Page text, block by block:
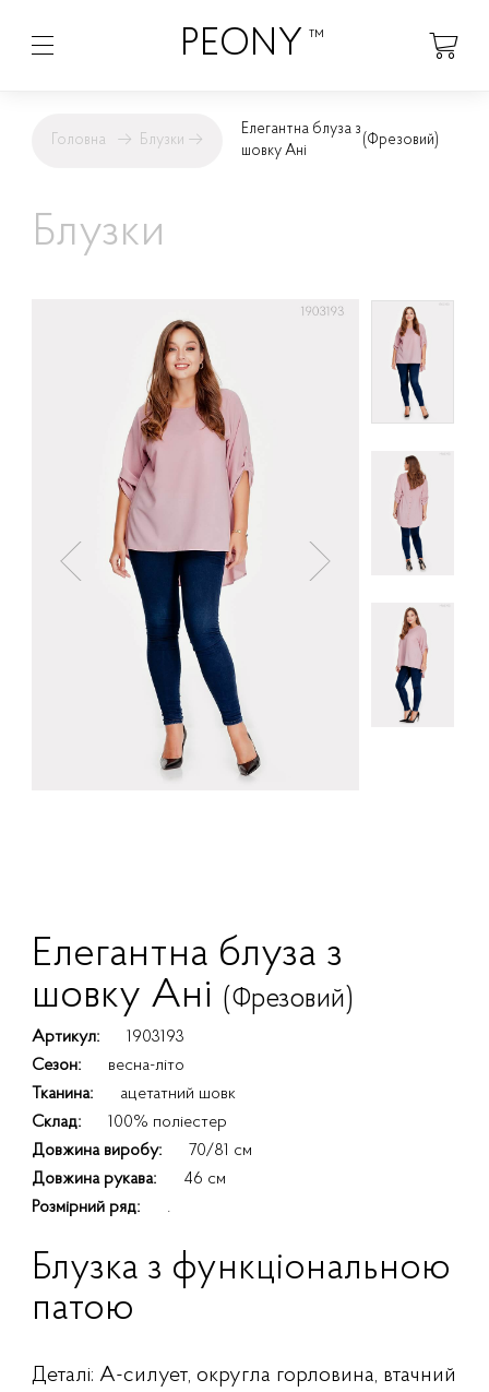
PEONY ™
Головна → Блузки →
Елегантна блуза з
шовку Ані
(Фрезовий)
Блузки
Елегантна блуза з
шовку Ані (Фрезовий)
Артикул:
1903193
Сезон:
весна-літо
Тканина:
ацетатний шовк
Склад:
100% поліестер
Довжина виробу:
70/81 см
Довжина рукава:
46 см
Розмірний ряд:
.
Блузка з функціональною
патою
Деталі: А-силует, округла горловина, втачний